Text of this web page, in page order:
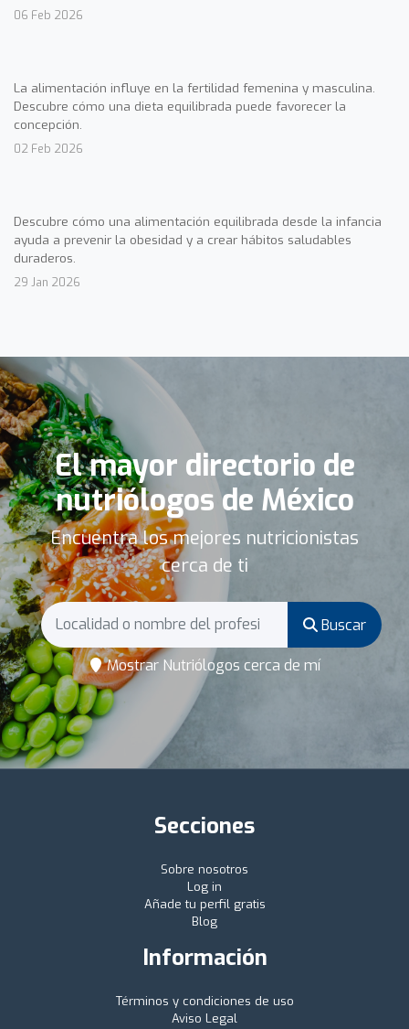
06 Feb 2026
La alimentación influye en la fertilidad femenina y masculina.
Descubre cómo una dieta equilibrada puede favorecer la
concepción.
02 Feb 2026
Descubre cómo una alimentación equilibrada desde la infancia
ayuda a prevenir la obesidad y a crear hábitos saludables
duraderos.
29 Jan 2026
El mayor directorio de
nutriólogos de México
Encuentra los mejores nutricionistas
cerca de ti
Buscar
Mostrar Nutriólogos cerca de mí
Secciones
Sobre nosotros
Log in
Añade tu perfil gratis
Blog
Información
Términos y condiciones de uso
Aviso Legal